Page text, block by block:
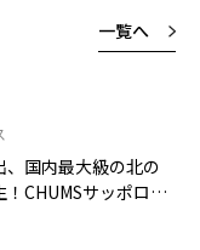
一覧へ
、国内最大級の北の
CHUMSサッポロフ
2026年10月23日